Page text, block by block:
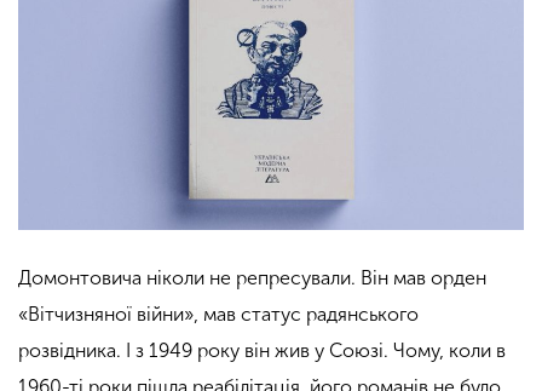
Домонтовича ніколи не репресували. Він мав орден
«Вітчизняної війни», мав статус радянського
розвідника. І з 1949 року він жив у Союзі. Чому, коли в
1960-ті роки пішла реабілітація, його романів не було